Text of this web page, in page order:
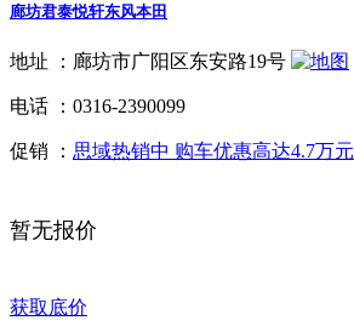
廊坊君泰悦轩东风本田
地址 ： 廊坊市广阳区东安路19号
电话 ： 0316-2390099
促销 ： 思域热销中 购车优惠高达4.7万元
暂无报价
获取底价